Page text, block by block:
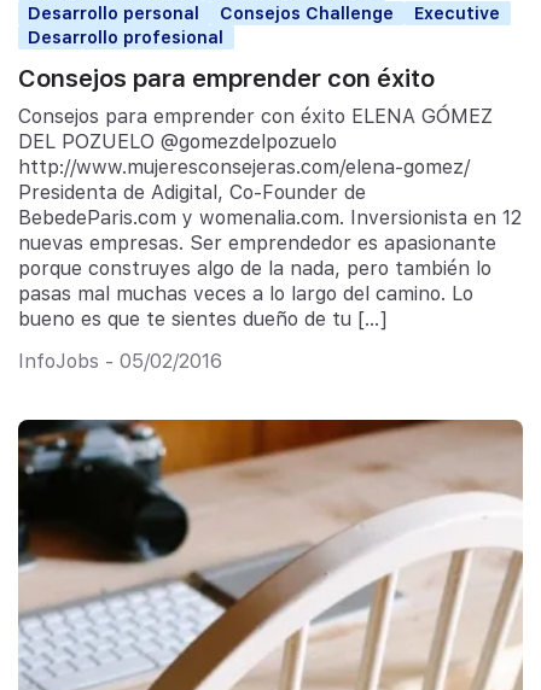
Desarrollo personal
Consejos Challenge
Executive
Desarrollo profesional
Consejos para emprender con éxito
Consejos para emprender con éxito ELENA GÓMEZ
DEL POZUELO @gomezdelpozuelo
http://www.mujeresconsejeras.com/elena-gomez/
Presidenta de Adigital, Co-Founder de
BebedeParis.com y womenalia.com. Inversionista en 12
nuevas empresas. Ser emprendedor es apasionante
porque construyes algo de la nada, pero también lo
pasas mal muchas veces a lo largo del camino. Lo
bueno es que te sientes dueño de tu […]
InfoJobs - 05/02/2016